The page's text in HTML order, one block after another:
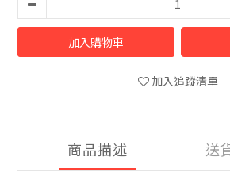
加入購物車
加入追蹤清單
商品描述 送